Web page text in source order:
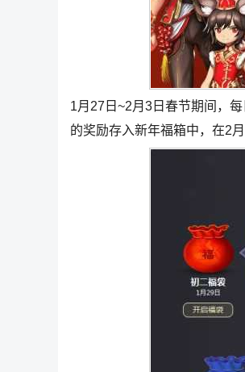
1月27日~2月3日春节期间，
的奖励存入新年福箱中，在2